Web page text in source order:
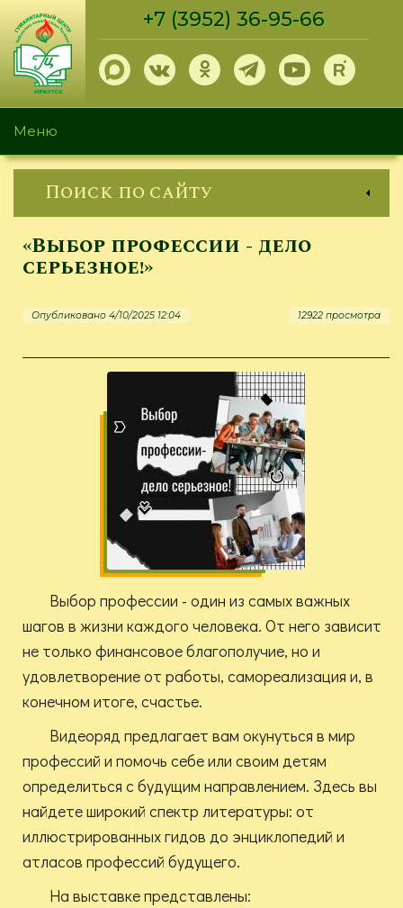
Перейти
основному
содержанию
+7 (3952) 36-95-66
Меню
Поиск по сайту
«Выбор профессии - дело
серьезное!»
Опубликовано 4/10/2025 12:04 12922 просмотра
Выбор профессии - один из самых важных
шагов в жизни каждого человека. От него зависит
не только финансовое благополучие, но и
удовлетворение от работы, самореализация и, в
конечном итоге, счастье.
Видеоряд предлагает вам окунуться в мир
профессий и помочь себе или своим детям
определиться с будущим направлением. Здесь вы
найдете широкий спектр литературы: от
иллюстрированных гидов до энциклопедий и
атласов профессий будущего.
На выставке представлены: